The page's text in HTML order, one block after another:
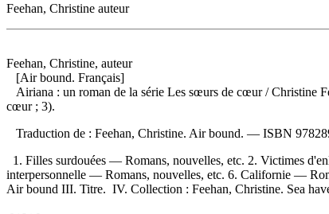
Feehan, Christine auteur
Feehan, Christine, auteur
[Air bound. Français]
Airiana : un roman de la série Les sœurs de cœur/ Christine
cœur ; 3).
Traduction de : Feehan, Christine. Air bound. — ISBN
1. Filles surdouées — Romans, nouvelles, etc. 2. Victimes
interpersonnelle — Romans, nouvelles, etc. 6. Californie —
Air bound III. Titre. IV. Collection : Feehan, Christine. Sea